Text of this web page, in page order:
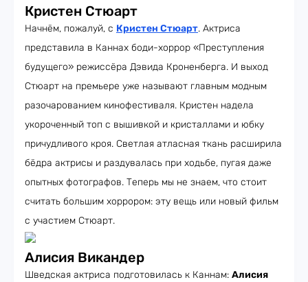
Кристен Стюарт
Начнём, пожалуй, с Кристен Стюарт. Актриса
представила в Каннах боди-хоррор «Преступления
будущего» режиссёра Дэвида Кроненберга. И выход
Стюарт на премьере уже называют главным модным
разочарованием кинофестиваля. Кристен надела
укороченный топ с вышивкой и кристаллами и юбку
причудливого кроя. Светлая атласная ткань расширила
бёдра актрисы и раздувалась при ходьбе, пугая даже
опытных фотографов. Теперь мы не знаем, что стоит
считать большим хоррором: эту вещь или новый фильм
с участием Стюарт.
Алисия Викандер
Шведская актриса подготовилась к Каннам: Алисия